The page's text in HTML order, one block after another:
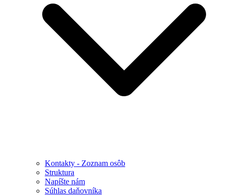
Kontakty - Zoznam osôb
Struktura
Napíšte nám
Súhlas daňovníka